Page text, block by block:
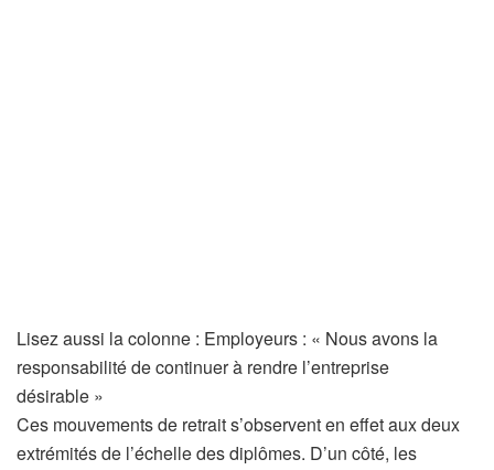
Lisez aussi la colonne : A
r
i
c
Employeurs : « Nous avons la
responsabilité de continuer à rendre l’entreprise
désirable »
Ces mouvements de retrait s’observent en effet aux deux
extrémités de l’échelle des diplômes. D’un côté, les